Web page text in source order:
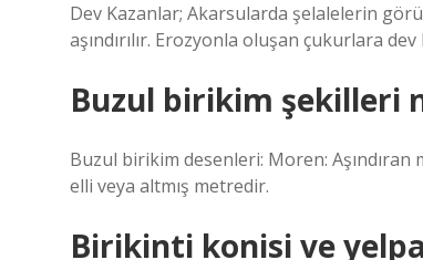
Dev Kazanlar; Akarsularda şelalelerin
aşındırılır. Erozyonla oluşan çukurlara
Buzul birikim şekilleri
Buzul birikim desenleri: Moren:
elli veya altmış metredir.
Birikinti konisi ve